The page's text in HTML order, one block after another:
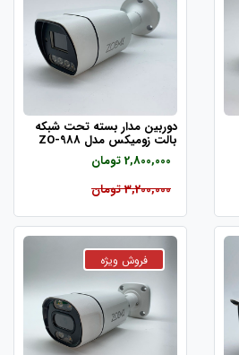
دوربین مدار بسته تحت شبکه
بالت زومیکس مدل ZO-988
2,800,000 تومان
3,200,000 تومان